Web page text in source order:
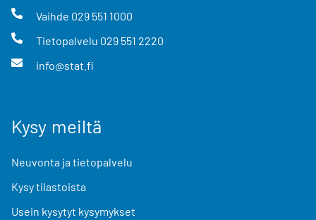
Vaihde 029 551 1000
Tietopalvelu 029 551 2220
info@stat.fi
Kysy meiltä
Neuvonta ja tietopalvelu
Kysy tilastoista
Usein kysytyt kysymykset